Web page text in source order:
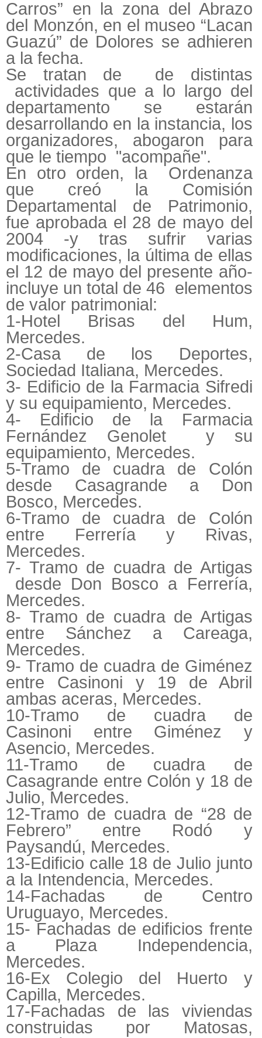
Carros” en la zona del Abrazo
del Monzón, en el museo “Lacan
Guazú” de Dolores se adhieren
a la fecha.
Se tratan de de distintas
actividades que a lo largo del
departamento se estarán
desarrollando en la instancia, los
organizadores, abogaron para
que le tiempo "acompañe".
En otro orden, la Ordenanza
que creó la Comisión
Departamental de Patrimonio,
fue aprobada el 28 de mayo del
2004 -y tras sufrir varias
modificaciones, la última de ellas
el 12 de mayo del presente año-
incluye un total de 46 elementos
de valor patrimonial:
1-Hotel Brisas del Hum,
Mercedes.
2-Casa de los Deportes,
Sociedad Italiana, Mercedes.
3- Edificio de la Farmacia Sifredi
y su equipamiento, Mercedes.
4- Edificio de la Farmacia
Fernández Genolet y su
equipamiento, Mercedes.
5-Tramo de cuadra de Colón
desde Casagrande a Don
Bosco, Mercedes.
6-Tramo de cuadra de Colón
entre Ferrería y Rivas,
Mercedes.
7- Tramo de cuadra de Artigas
desde Don Bosco a Ferrería,
Mercedes.
8- Tramo de cuadra de Artigas
entre Sánchez a Careaga,
Mercedes.
9- Tramo de cuadra de Giménez
entre Casinoni y 19 de Abril
ambas aceras, Mercedes.
10-Tramo de cuadra de
Casinoni entre Giménez y
Asencio, Mercedes.
11-Tramo de cuadra de
Casagrande entre Colón y 18 de
Julio, Mercedes.
12-Tramo de cuadra de “28 de
Febrero” entre Rodó y
Paysandú, Mercedes.
13-Edificio calle 18 de Julio junto
a la Intendencia, Mercedes.
14-Fachadas de Centro
Uruguayo, Mercedes.
15- Fachadas de edificios frente
a Plaza Independencia,
Mercedes.
16-Ex Colegio del Huerto y
Capilla, Mercedes.
17-Fachadas de las viviendas
construidas por Matosas,